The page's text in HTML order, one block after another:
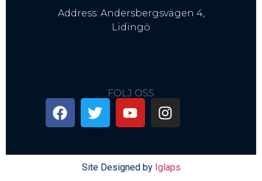
Address: Andersbergsvägen 4,
Lidingö
FÖLJ OSS
Site Designed by Iglaps